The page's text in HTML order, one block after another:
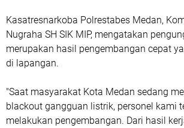
Kasatresnarkoba Polrestabes Medan,
Nugraha SH SIK MIP, mengatakan
merupakan hasil pengembangan cepat
di lapangan.
"Saat masyarakat Kota Medan sedang
blackout gangguan listrik, personel kami
melakukan pengembangan. Dari hasil